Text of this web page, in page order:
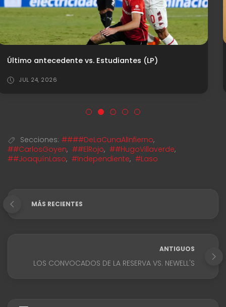
JUL 25, 2026
Secciones: ####DeLaCunaAlInfierno,
##CarlosGoyen, ##ElRojo, ##HugoVillaverde,
##JoaquínLaso, #Independiente, #Laso
MÁS RECIENTES
ANTIGUOS
LOS CONVOCADOS DE LA RESERVA VS. NEWELL'S